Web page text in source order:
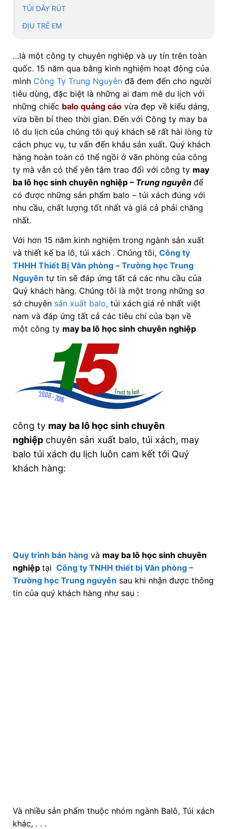
TÚI DÂY RÚT
ĐỊU TRẺ EM
…là một công ty chuyên nghiệp và uy tín trên toàn
quốc. 15 năm qua bằng kinh nghiệm hoạt động của
mình Công Ty Trung Nguyênđã đem đến cho người
tiêu dùng, đặc biệt là những ai đam mê du lịch với
những chiếc balo quảng cáovừa đẹp về kiểu dáng,
vừa bền bỉ theo thời gian. Đến với Công ty may ba
lô du lịch của chúng tôi quý khách sẽ rất hài lòng từ
cách phục vụ, tư vấn đến khâu sản xuất. Quý khách
hàng hoàn toàn có thể ngồi ở văn phòng của công
ty mà vẫn có thể yên tâm trao đổi với công ty may
ba lô học sinh chuyên nghiệp– Trung nguyên để
có được những sản phẩm balo – túi xách đúng với
nhu cầu, chất lượng tốt nhất và giá cả phải chăng
nhất.
Với hơn 15 năm kinh nghiệm trong ngành sản xuất
và thiết kế ba lô, túi xách . Chúng tôi, Công ty
THHH Thiết Bị Văn phòng – Trường học Trung
Nguyên tự tin sẽ đáp ứng tất cả các nhu cầu của
Quý khách hàng. Chúng tôi là một trong những sơ
sở chuyên sản xuất balo, túi xách giá rẻ nhất việt
nam và đáp ứng tất cả các tiêu chí của bạn về
một công ty may ba lô học sinh chuyên nghiệp
công ty may ba lô học sinh chuyên
nghiệpchuyên sản xuất balo, túi xách, may
balo túi xách du lịch luôn cam kết tới Quý
khách hàng:
Quy trình bán hàngvà may ba lô học sinh chuyên
nghiệp tại Công ty TNHH thiết bị Văn phòng –
Trường học Trung nguyên sau khi nhận được thông
tin của quý khách hàng như sau :
Và nhiều sản phẩm thuộc nhóm ngành Balô, Túi xách
khác, . . .